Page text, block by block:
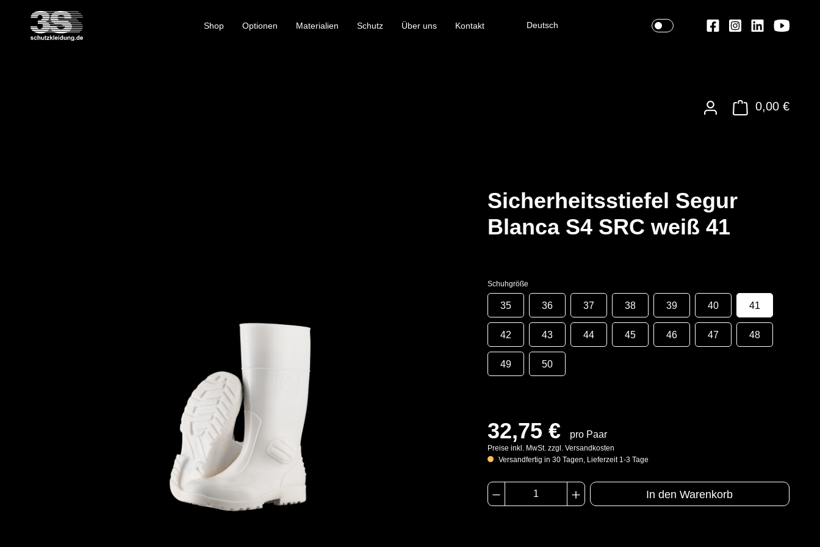
Shop Optionen Materialien Schutz Über uns Kontakt Deutsch
0,00 €
Sicherheitsstiefel Segur
Blanca S4 SRC weiß 41
Schuhgröße
35 36 37 38 39 40 41
42 43 44 45 46 47 48
49 50
32,75 € pro Paar
Preise inkl. MwSt. zzgl. Versandkosten
Versandfertig in 30 Tagen, Lieferzeit 1-3 Tage
In den Warenkorb